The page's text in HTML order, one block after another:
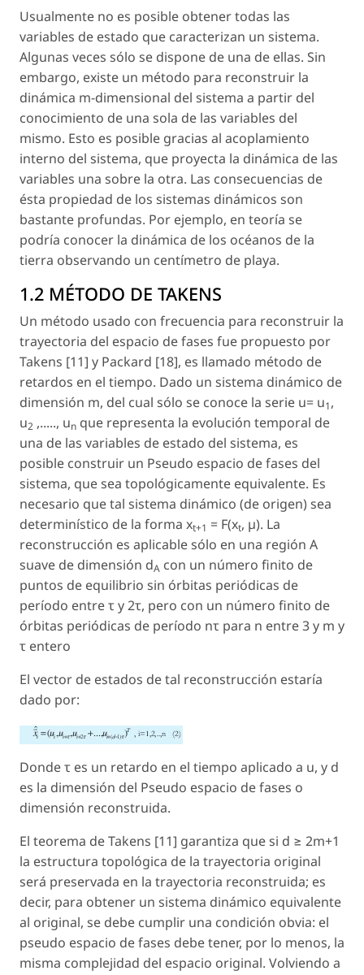
Usualmente no es posible obtener todas las
variables de estado que caracterizan un sistema.
Algunas veces sólo se dispone de una de ellas. Sin
embargo, existe un método para reconstruir la
dinámica m-dimensional del sistema a partir del
conocimiento de una sola de las variables del
mismo. Esto es posible gracias al acoplamiento
interno del sistema, que proyecta la dinámica de las
variables una sobre la otra. Las consecuencias de
ésta propiedad de los sistemas dinámicos son
bastante profundas. Por ejemplo, en teoría se
podría conocer la dinámica de los océanos de la
tierra observando un centímetro de playa.
1.2 MÉTODO DE TAKENS
Un método usado con frecuencia para reconstruir la
trayectoria del espacio de fases fue propuesto por
Takens [11] y Packard [18], es llamado método de
retardos en el tiempo. Dado un sistema dinámico de
dimensión m, del cual sólo se conoce la serie u= u1,
u2 ,....., un que representa la evolución temporal de
una de las variables de estado del sistema, es
posible construir un Pseudo espacio de fases del
sistema, que sea topológicamente equivalente. Es
necesario que tal sistema dinámico (de origen) sea
determinístico de la forma xt+1 = F(xt, µ). La
reconstrucción es aplicable sólo en una región A
suave de dimensión dA con un número finito de
puntos de equilibrio sin órbitas periódicas de
período entre τ y 2τ, pero con un número finito de
órbitas periódicas de período nτ para n entre 3 y m y
τ entero
El vector de estados de tal reconstrucción estaría
dado por:
Donde τ es un retardo en el tiempo aplicado a u, y d
es la dimensión del Pseudo espacio de fases o
dimensión reconstruida.
El teorema de Takens [11] garantiza que si d ≥ 2m+1
la estructura topológica de la trayectoria original
será preservada en la trayectoria reconstruida; es
decir, para obtener un sistema dinámico equivalente
al original, se debe cumplir una condición obvia: el
pseudo espacio de fases debe tener, por lo menos, la
misma complejidad del espacio original. Volviendo a